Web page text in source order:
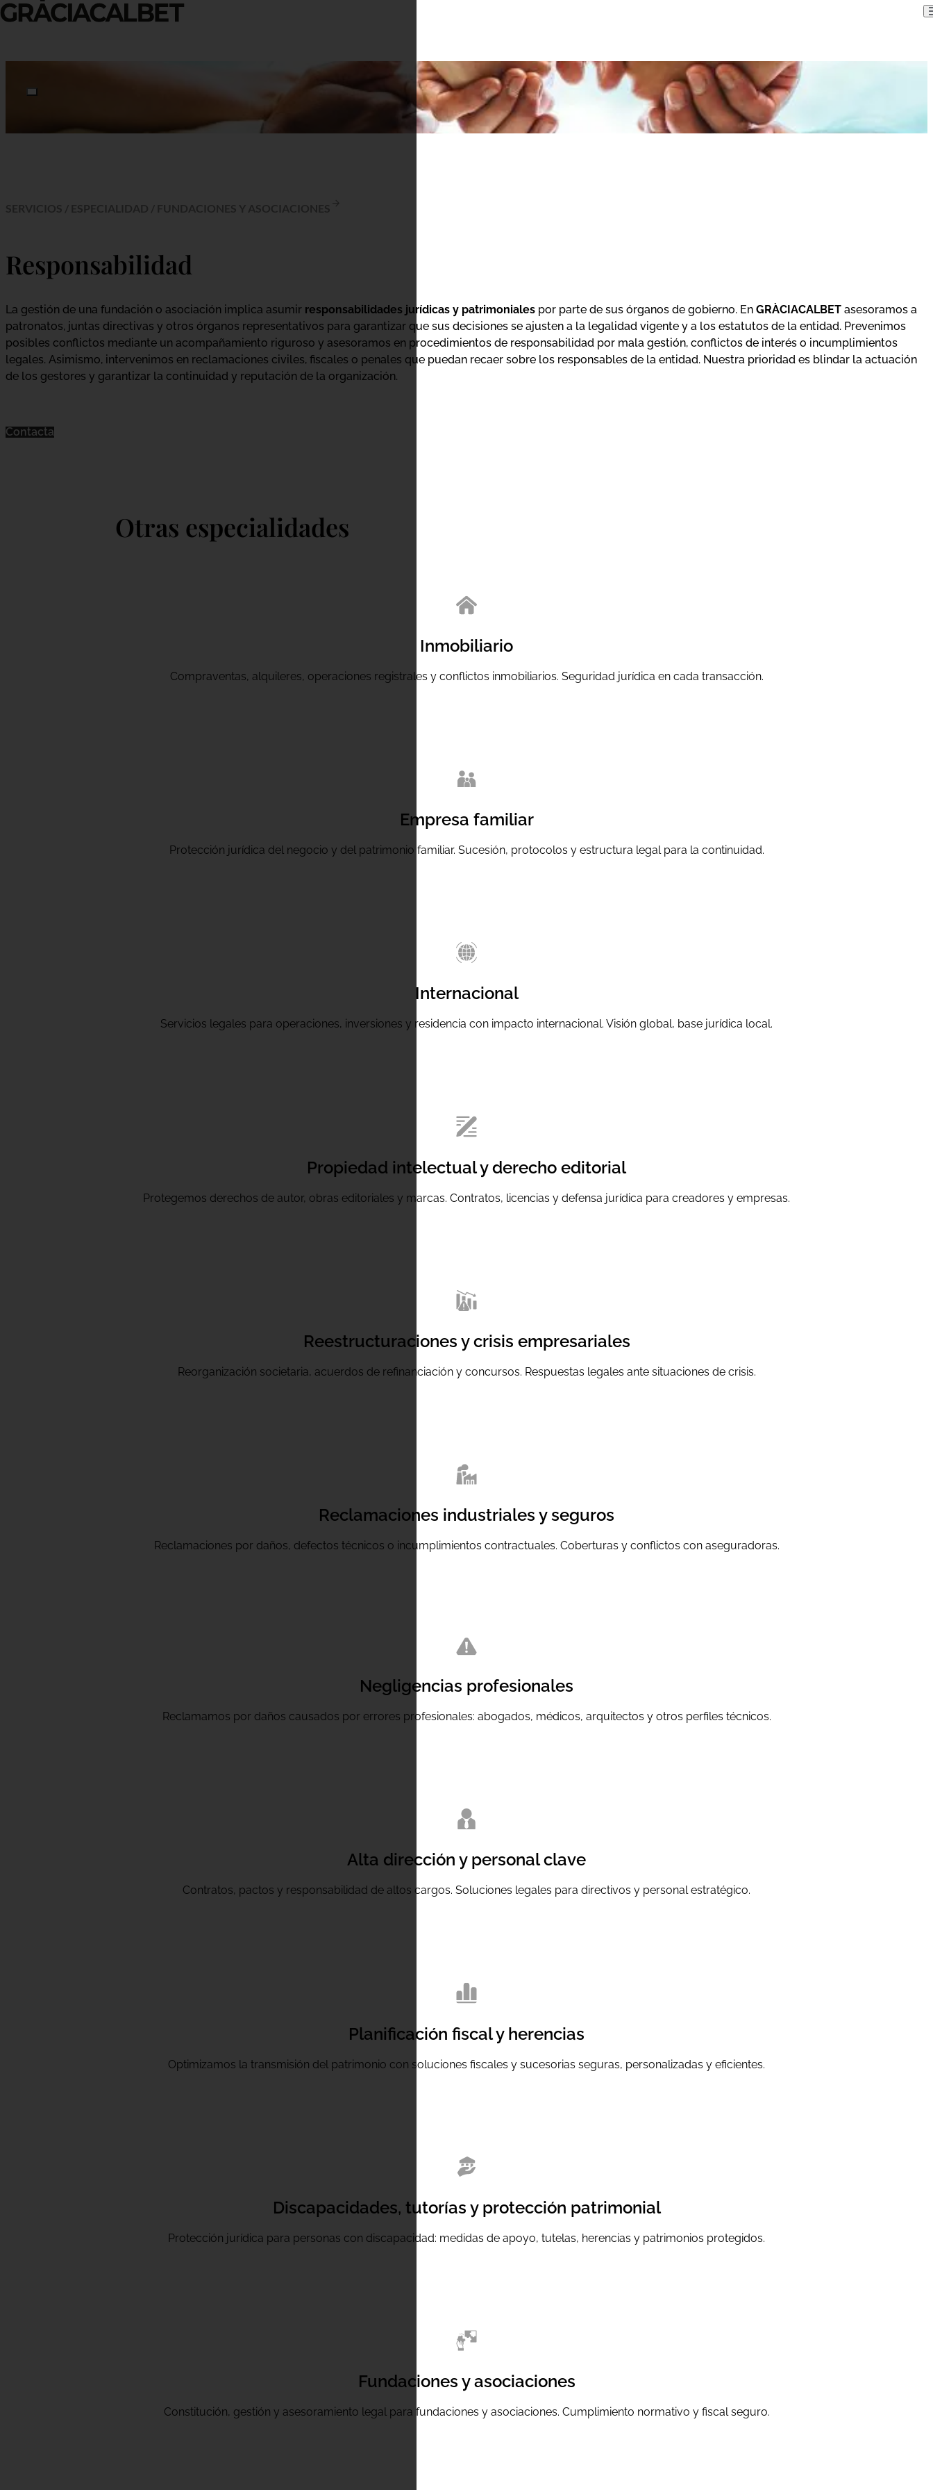
Skip to content
Responsabilidad
La gestión de una fundación o asociación implica asumir responsabilidades jurídicas y patrimoniales por parte de sus órganos de gobierno. En GRÀCIACALBET asesoramos a
patronatos, juntas directivas y otros órganos representativos para garantizar que sus decisiones se ajusten a la legalidad vigente y a los estatutos de la entidad. Prevenimos
posibles conflictos mediante un acompañamiento riguroso y asesoramos en procedimientos de responsabilidad por mala gestión, conflictos de interés o incumplimientos
legales. Asimismo, intervenimos en reclamaciones civiles, fiscales o penales que puedan recaer sobre los responsables de la entidad. Nuestra prioridad es blindar la actuación
de los gestores y garantizar la continuidad y reputación de la organización.
Contacta
Otras especialidades
Inmobiliario
Compraventas, alquileres, operaciones registrales y conflictos inmobiliarios. Seguridad jurídica en cada transacción.
Empresa familiar
Protección jurídica del negocio y del patrimonio familiar. Sucesión, protocolos y estructura legal para la continuidad.
Internacional
Servicios legales para operaciones, inversiones y residencia con impacto internacional. Visión global, base jurídica local.
Propiedad intelectual y derecho editorial
Protegemos derechos de autor, obras editoriales y marcas. Contratos, licencias y defensa jurídica para creadores y empresas.
Reestructuraciones y crisis empresariales
Reorganización societaria, acuerdos de refinanciación y concursos. Respuestas legales ante situaciones de crisis.
Reclamaciones industriales y seguros
Reclamaciones por daños, defectos técnicos o incumplimientos contractuales. Coberturas y conflictos con aseguradoras.
Negligencias profesionales
Reclamamos por daños causados por errores profesionales: abogados, médicos, arquitectos y otros perfiles técnicos.
Alta dirección y personal clave
Contratos, pactos y responsabilidad de altos cargos. Soluciones legales para directivos y personal estratégico.
Planificación fiscal y herencias
Optimizamos la transmisión del patrimonio con soluciones fiscales y sucesorias seguras, personalizadas y eficientes.
Discapacidades, tutorías y protección patrimonial
Protección jurídica para personas con discapacidad: medidas de apoyo, tutelas, herencias y patrimonios protegidos.
Fundaciones y asociaciones
Constitución, gestión y asesoramiento legal para fundaciones y asociaciones. Cumplimiento normativo y fiscal seguro.